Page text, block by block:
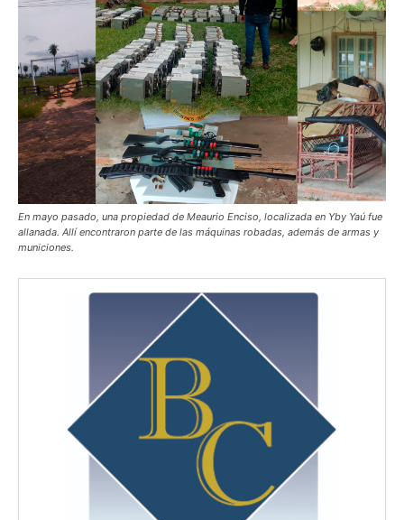
En mayo pasado, una propiedad de Meaurio Enciso, localizada en Yby Yaú fue
allanada. Allí encontraron parte de las máquinas robadas, además de armas y
municiones.